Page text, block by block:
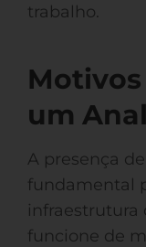
trabalho.
um
A presença
fundamental
infraestrutura
funcione de